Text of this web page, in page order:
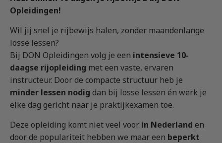
Vrachtauto met aanhanger CE
Bus met aanhanger rijbewijs (DE)
Lange Zware Voertuigen (LZV)
Trekker (T)
Taxi (Opleiding taxichauffeur)
Training elektrische bestelbus
OGS+ Opleiding
Machinist autolaadkraan met hijsfunctie
VCA
Veiligheidstrainingen op maat
Praktijkopleider
Taaltraining Engels
Opleidingen!
Wil jij snel je rijbewijs halen, zonder maandenlange
losse lessen?
Bij DON Opleidingen volg je een intensieve 10-
daagse rijopleiding met een vaste, ervaren
instructeur. Door de compacte structuur heb je
minder lessen nodig dan bij losse lessen én werk je
elke dag gericht naar je praktijkexamen toe.
Deze opleiding komt niet veel voor in Nederland en
door de populariteit hebben we maar een beperkt